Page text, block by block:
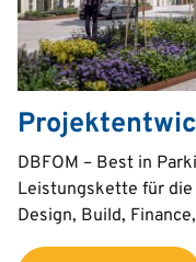
Text
DBFOM – Best in
Leistungskette für
Design, Build,